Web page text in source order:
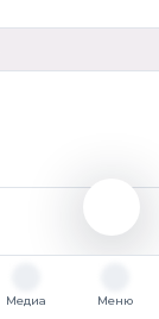
Медиа
Меню